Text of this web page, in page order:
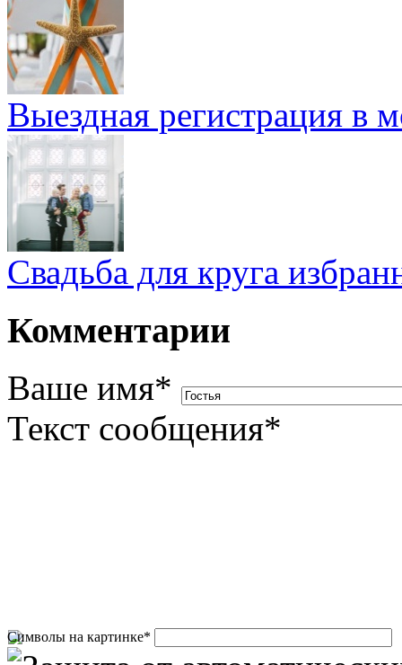
Выездная регистрация в
Свадьба для круга
Комментарии
Ваше имя*
Текст сообщения*
Символы на картинке*